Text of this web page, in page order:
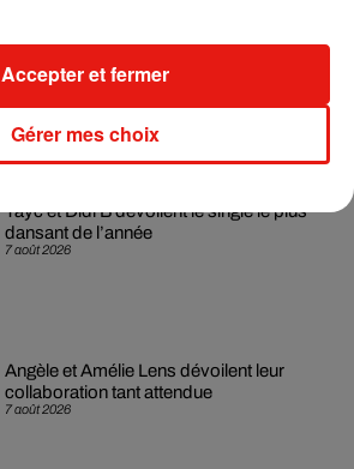
7 août 2026
Madonna sort enfin le remix de « Love
Sensation » avec Kylie Minogue
7 août 2026
Tayc et Didi B dévoilent le single le plus
dansant de l’année
7 août 2026
Angèle et Amélie Lens dévoilent leur
collaboration tant attendue
Gérer mes choix
Accepter et fermer